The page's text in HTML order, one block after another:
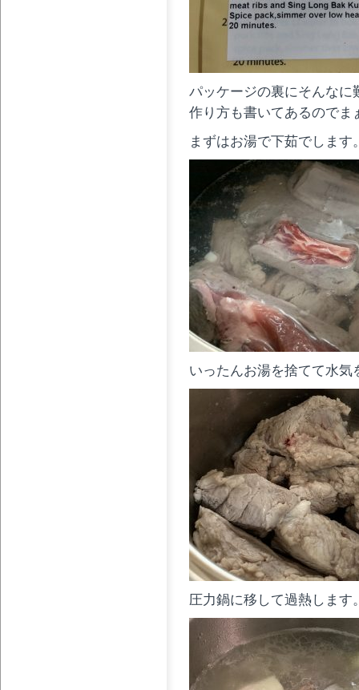
パッケージの裏にそんなに
作り方も書いてあるのでま
まずはお湯で下茹でします
いったんお湯を捨てて水
圧力鍋に移して過熱します